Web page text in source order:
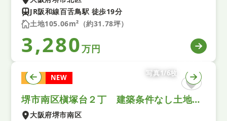
JR阪和線百舌鳥駅 徒歩19分
土地105.06m²（約31.78坪）
3,280万円
土地 NEW
写真1/6枚
堺市南区槇塚台２丁 建築条件なし土地 2号地
大阪府堺市南区